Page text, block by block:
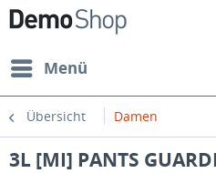
Menü
Übersicht Damen
3L [MI] PANTS